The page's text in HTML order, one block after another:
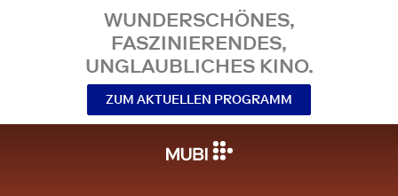
WUNDERSCHÖNES,
FASZINIERENDES,
UNGLAUBLICHES KINO.
ZUM AKTUELLEN PROGRAMM